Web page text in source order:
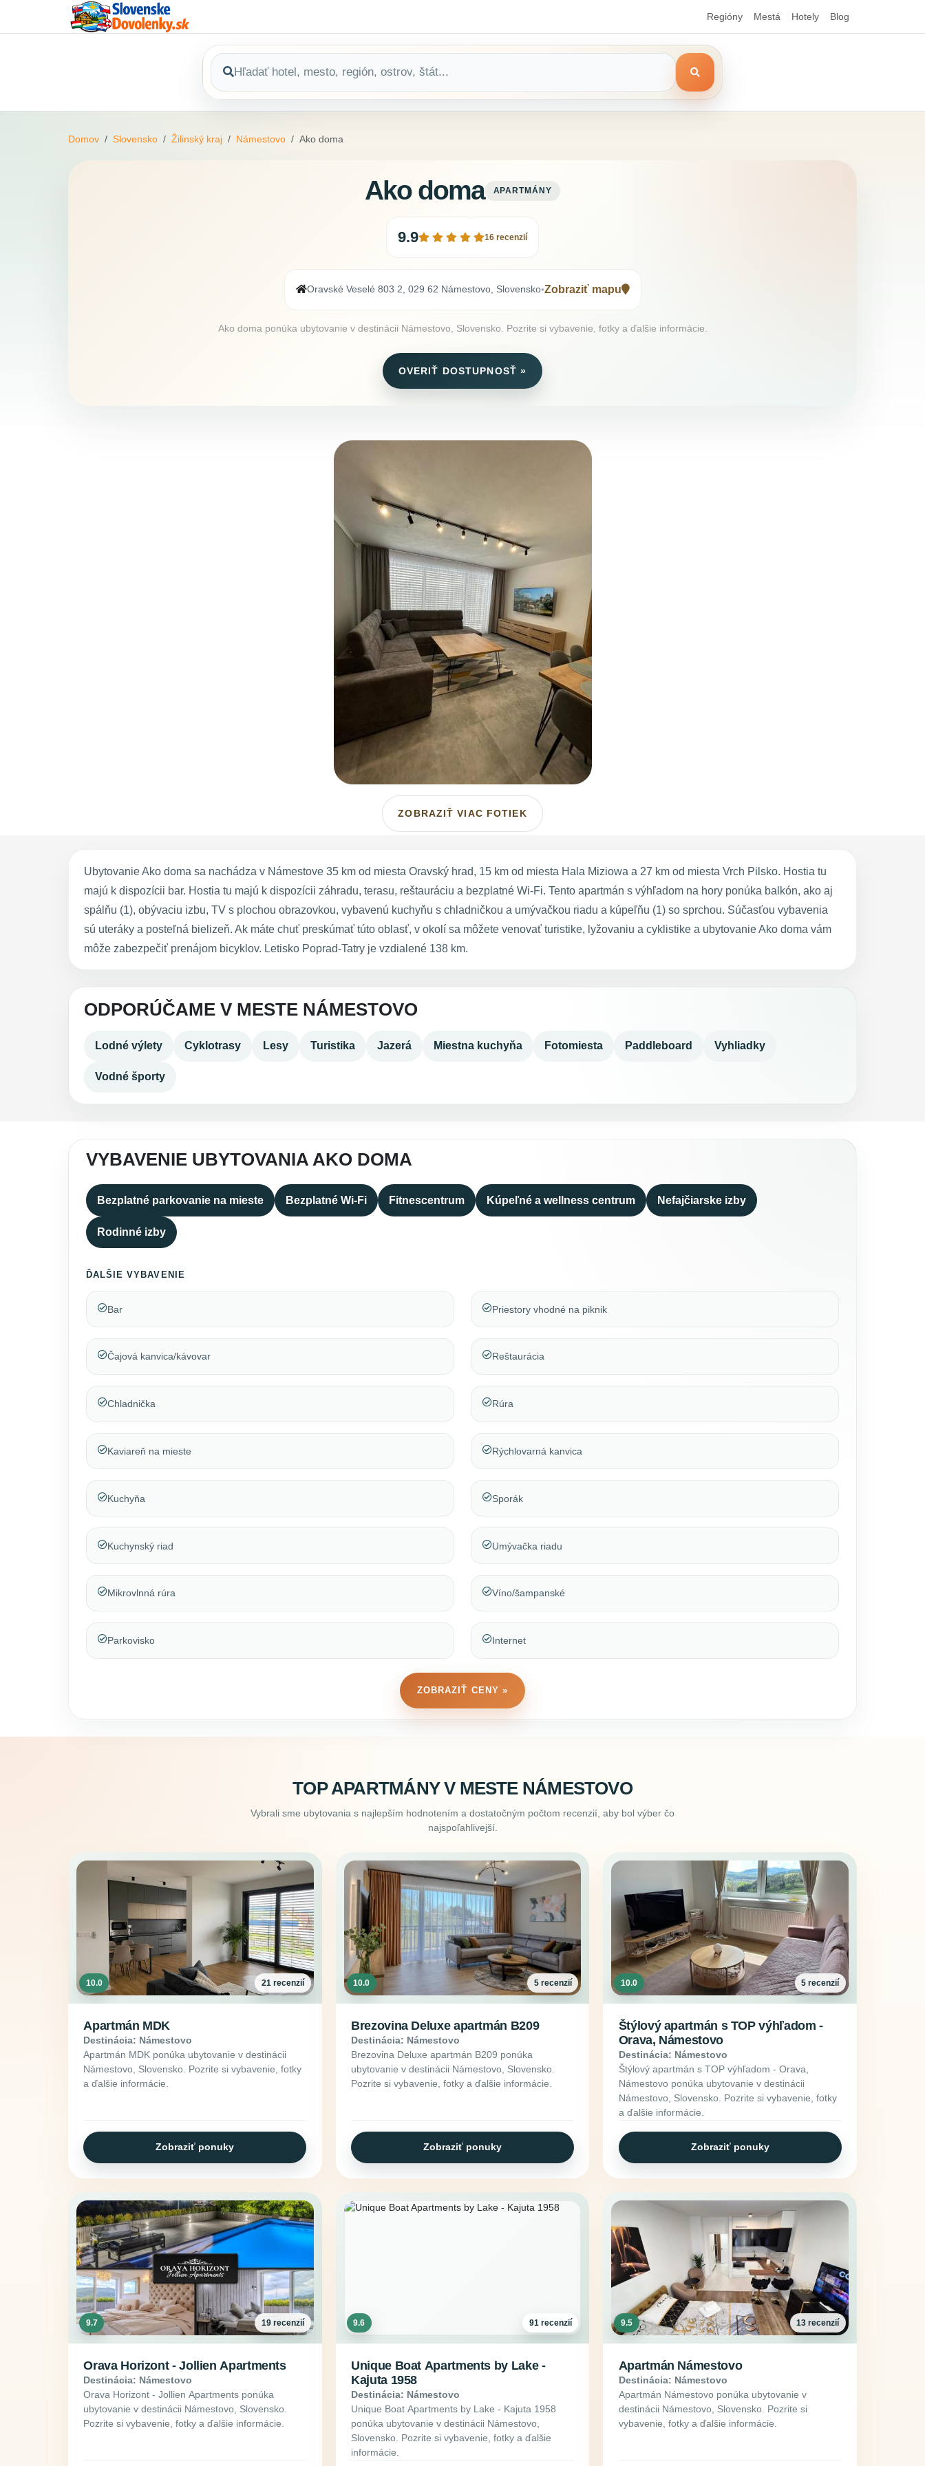
Regióny Mestá Hotely Blog
Domov Slovensko Žilinský kraj Námestovo Ako doma
Ako doma APARTMÁNY
9.9 16 recenzií
Oravské Veselé 803 2, 029 62 Námestovo, Slovensko•Zobraziť mapu
Ako doma ponúka ubytovanie v destinácii Námestovo, Slovensko. Pozrite si vybavenie, fotky a ďalšie informácie.
OVERIŤ DOSTUPNOSŤ »
ZOBRAZIŤ VIAC FOTIEK
Ubytovanie Ako doma sa nachádza v Námestove 35 km od miesta Oravský hrad, 15 km od miesta Hala Miziowa a 27 km od miesta Vrch Pilsko. Hostia tu
majú k dispozícii bar. Hostia tu majú k dispozícii záhradu, terasu, reštauráciu a bezplatné Wi-Fi. Tento apartmán s výhľadom na hory ponúka balkón, ako aj
spálňu (1), obývaciu izbu, TV s plochou obrazovkou, vybavenú kuchyňu s chladničkou a umývačkou riadu a kúpeľňu (1) so sprchou. Súčasťou vybavenia
sú uteráky a posteľná bielizeň. Ak máte chuť preskúmať túto oblasť, v okolí sa môžete venovať turistike, lyžovaniu a cyklistike a ubytovanie Ako doma vám
môže zabezpečiť prenájom bicyklov. Letisko Poprad-Tatry je vzdialené 138 km.
ODPORÚČAME V MESTE NÁMESTOVO
Lodné výlety Cyklotrasy Lesy Turistika Jazerá Miestna kuchyňa Fotomiesta Paddleboard Vyhliadky
Vodné športy
VYBAVENIE UBYTOVANIA AKO DOMA
Bezplatné parkovanie na mieste Bezplatné Wi-Fi Fitnescentrum Kúpeľné a wellness centrum Nefajčiarske izby
Rodinné izby
ĎALŠIE VYBAVENIE
Bar
Čajová kanvica/kávovar
Chladnička
Kaviareň na mieste
Kuchyňa
Kuchynský riad
Mikrovlnná rúra
Parkovisko
Priestory vhodné na piknik
Reštaurácia
Rúra
Rýchlovarná kanvica
Sporák
Umývačka riadu
Víno/šampanské
Internet
ZOBRAZIŤ CENY »
TOP APARTMÁNY V MESTE NÁMESTOVO
Vybrali sme ubytovania s najlepším hodnotením a dostatočným počtom recenzií, aby bol výber čo
najspoľahlivejší.
10.0 21 recenzií
Apartmán MDK
Destinácia: Námestovo
Apartmán MDK ponúka ubytovanie v destinácii
Námestovo, Slovensko. Pozrite si vybavenie, fotky
a ďalšie informácie.
Zobraziť ponuky
10.0 5 recenzií
Brezovina Deluxe apartmán B209
Destinácia: Námestovo
Brezovina Deluxe apartmán B209 ponúka
ubytovanie v destinácii Námestovo, Slovensko.
Pozrite si vybavenie, fotky a ďalšie informácie.
Zobraziť ponuky
10.0 5 recenzií
Štýlový apartmán s TOP výhľadom -
Orava, Námestovo
Destinácia: Námestovo
Štýlový apartmán s TOP výhľadom - Orava,
Námestovo ponúka ubytovanie v destinácii
Námestovo, Slovensko. Pozrite si vybavenie, fotky
a ďalšie informácie.
Zobraziť ponuky
9.7 19 recenzií
Orava Horizont - Jollien Apartments
Destinácia: Námestovo
Orava Horizont - Jollien Apartments ponúka
ubytovanie v destinácii Námestovo, Slovensko.
Pozrite si vybavenie, fotky a ďalšie informácie.
9.6 91 recenzií
Unique Boat Apartments by Lake -
Kajuta 1958
Destinácia: Námestovo
Unique Boat Apartments by Lake - Kajuta 1958
ponúka ubytovanie v destinácii Námestovo,
Slovensko. Pozrite si vybavenie, fotky a ďalšie
informácie.
9.5 13 recenzií
Apartmán Námestovo
Destinácia: Námestovo
Apartmán Námestovo ponúka ubytovanie v
destinácii Námestovo, Slovensko. Pozrite si
vybavenie, fotky a ďalšie informácie.